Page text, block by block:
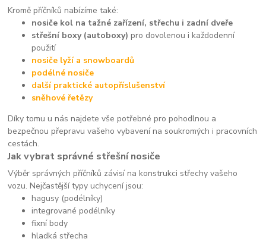
Kromě příčníků nabízíme také:
nosiče kol na tažné zařízení, střechu i zadní dveře
střešní boxy (autoboxy) pro dovolenou i každodenní
použití
nosiče lyží a snowboardů
podélné nosiče
další praktické autopříslušenství
sněhové řetězy
Díky tomu u nás najdete vše potřebné pro pohodlnou a
bezpečnou přepravu vašeho vybavení na soukromých i pracovních
cestách.
Jak vybrat správné střešní nosiče
Výběr správných příčníků závisí na konstrukci střechy vašeho
vozu. Nejčastější typy uchycení jsou:
hagusy (podélníky)
integrované podélníky
fixní body
hladká střecha